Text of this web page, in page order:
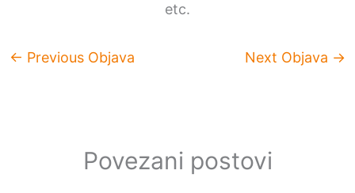
etc.
← Previous Objava Next Objava →
Povezani postovi